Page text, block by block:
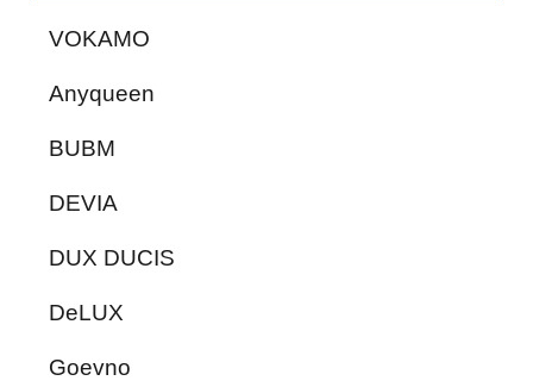
VOKAMO
Anyqueen
BUBM
DEVIA
DUX DUCIS
DeLUX
Goevno